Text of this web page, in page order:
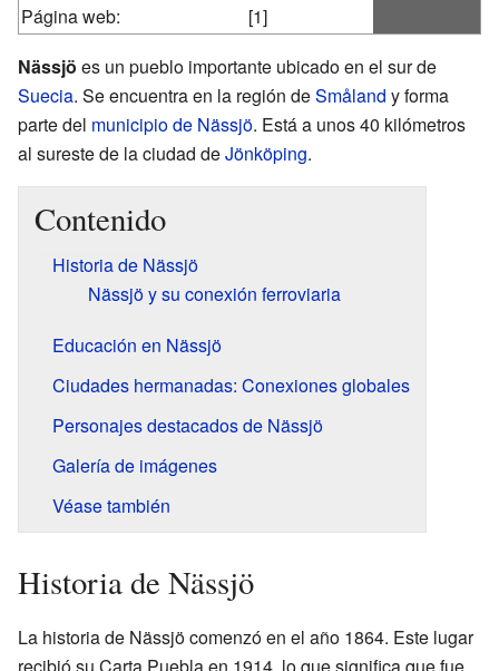
Página web:
[1]
Nässjö es un pueblo importante ubicado en el sur de
Suecia. Se encuentra en la región deSmåland y forma
parte del municipio de Nässjö. Está a unos 40 kilómetros
al sureste de la ciudad deJönköping.
Contenido
Historia de Nässjö
Nässjö y su conexión ferroviaria
Educación en Nässjö
Ciudades hermanadas: Conexiones globales
Personajes destacados de Nässjö
Galería de imágenes
Véase también
Historia de Nässjö
La historia de Nässjö comenzó en el año 1864. Este lugar